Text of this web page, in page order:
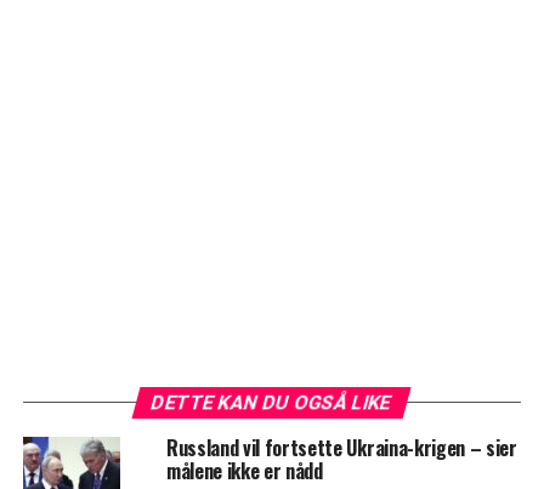
DETTE KAN DU OGSÅ LIKE
Russland vil fortsette Ukraina-krigen – sier
målene ikke er nådd